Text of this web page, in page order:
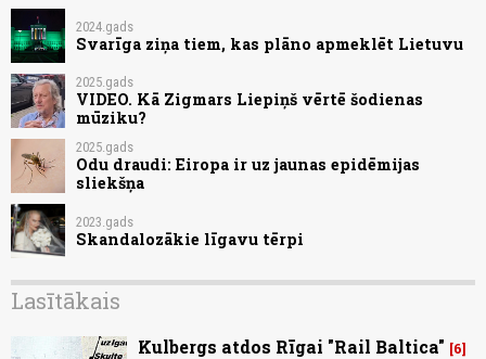
2024.gads
Svarīga ziņa tiem, kas plāno apmeklēt Lietuvu
2025.gads
VIDEO. Kā Zigmars Liepiņš vērtē šodienas
mūziku?
2025.gads
Odu draudi: Eiropa ir uz jaunas epidēmijas
sliekšņa
2023.gads
Skandalozākie līgavu tērpi
Lasītākais
Kulbergs atdos Rīgai "Rail Baltica" 6